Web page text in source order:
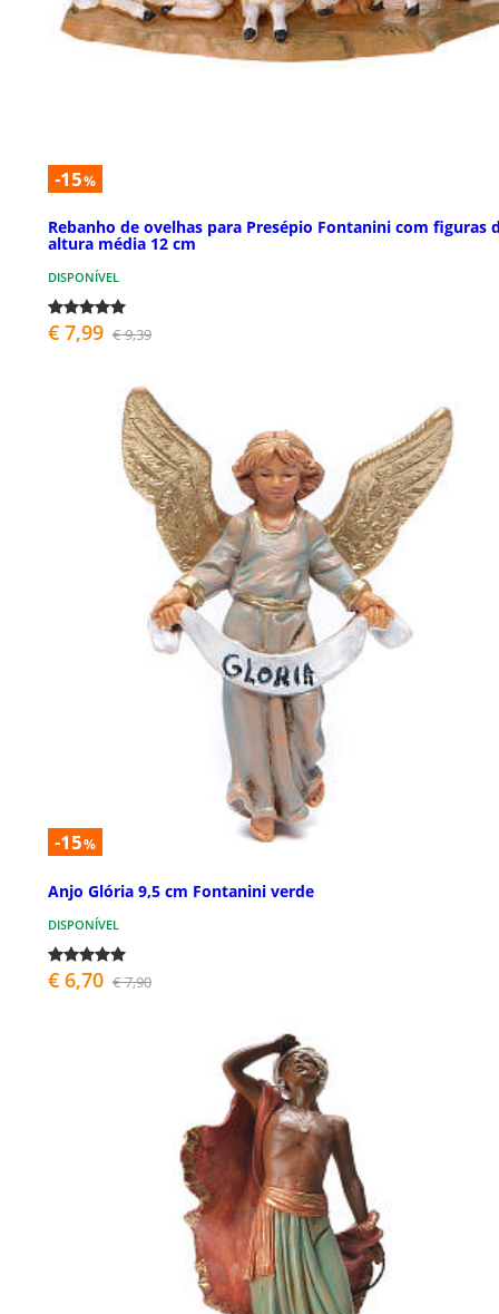
-15%
Rebanho de ovelhas para Presépio Fontanini com figuras
altura média 12 cm
DISPONÍVEL
€ 7,99 € 9,39
-15%
Anjo Glória 9,5 cm Fontanini verde
DISPONÍVEL
€ 6,70 € 7,90